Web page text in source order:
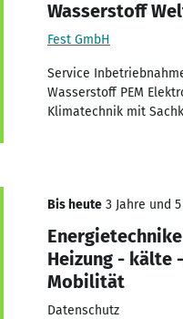
Wasserstoff
Fest GmbH
Service
Wasserstoff PEM
Klimatechnik mit
Bis heute 3 Jahre und
Heizung - kälte
Mobilität
Datenschutz